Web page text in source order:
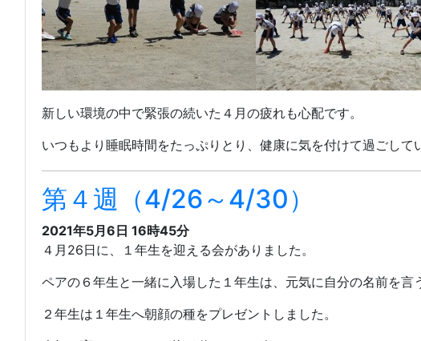
新しい環境の中で緊張の続いた４月の疲れも心配です。
いつもより睡眠時間をたっぷりとり、健康に気を付けて過ごして
第４週（4/26～4/30）
2021年5月6日 16時45分
４月 26日に、１年生を迎える会がありました。
ペアの６年生と一緒に入場した１年生は、元気に自分の名前を言
２年生は１年生へ朝顔の種をプレゼントしました。